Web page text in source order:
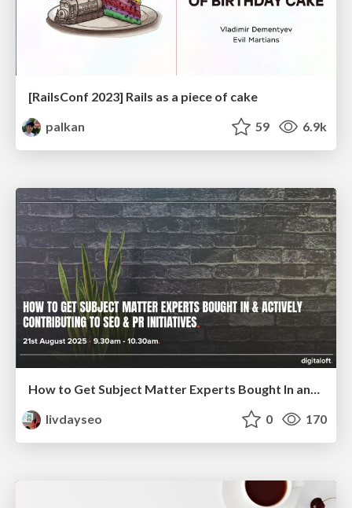
[RailsConf 2023] Rails as a piece of cake
palkan
59 6.9k
How to Get Subject Matter Experts Bought In and Actively Contributing to SEO & PR Initiatives.
livdayseo
0 170